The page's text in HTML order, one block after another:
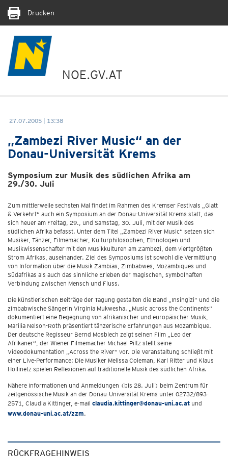
Drucken
NOE.GV.AT
27.07.2005 | 13:38
„Zambezi River Music“ an der
Donau-Universität Krems
Symposium zur Musik des südlichen Afrika am
29./30. Juli
Zum mittlerweile sechsten Mal findet im Rahmen des Kremser Festivals „Glatt
& Verkehrt“ auch ein Symposium an der Donau-Universität Krems statt, das
sich heuer am Freitag, 29., und Samstag, 30. Juli, mit der Musik des
südlichen Afrika befasst. Unter dem Titel „Zambezi River Music“ setzen sich
Musiker, Tänzer, Filmemacher, Kulturphilosophen, Ethnologen und
Musikwissenschafter mit den Musikkulturen am Zambezi, dem viertgrößten
Strom Afrikas, auseinander. Ziel des Symposiums ist sowohl die Vermittlung
von Information über die Musik Zambias, Zimbabwes, Mozambiques und
Südafrikas als auch das sinnliche Erleben der magischen, symbolhaften
Verbindung zwischen Mensch und Fluss.
Die künstlerischen Beiträge der Tagung gestalten die Band „Insingizi“ und die
zimbabwische Sängerin Virginia Mukwesha. „Music across the Continents“
dokumentiert eine Begegnung von afrikanischer und europäischer Musik,
Marilia Nelson-Roth präsentiert tänzerische Erfahrungen aus Mozambique.
Der deutsche Regisseur Bernd Mosblech zeigt seinen Film „Leo der
Afrikaner“, der Wiener Filmemacher Michael Piltz stellt seine
Videodokumentation „Across the River“ vor. Die Veranstaltung schließt mit
einer Live-Performance: Die Musiker Melissa Coleman, Karl Ritter und Klaus
Hollinetz spielen Reflexionen auf traditionelle Musik des südlichen Afrika.
Nähere Informationen und Anmeldungen (bis 28. Juli) beim Zentrum für
zeitgenössische Musik an der Donau-Universität Krems unter 02732/893-
2571, Claudia Kittinger, e-mail claudia.kittinger@donau-uni.ac.at und
www.donau-uni.ac.at/zzm.
RÜCKFRAGEHINWEIS